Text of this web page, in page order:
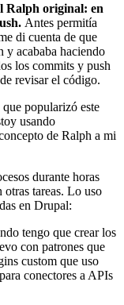
Ralph original: en
Antes permitía
di cuenta de que
y acababa haciendo
los commits y push
revisar el código.
popularizó este
usando
de Ralph a mi
durante horas
tareas. Lo uso
en Drupal:
tengo que crear los
con patrones que
custom que uso
conectores a APIs